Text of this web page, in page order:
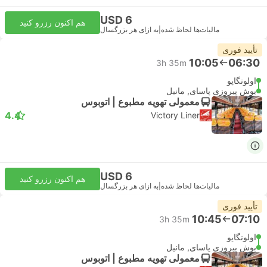
USD 6
مالیات‌ها لحاظ شده به ازای هر بزرگسال
هم اکنون رزرو کنید
تأیید فوری
06:30
10:05
3h 35m
اولونگاپو
بوش پیروزی پاسای, مانیل
معمولی تهویه مطبوع | اتوبوس
Victory Liner
4.4
USD 6
مالیات‌ها لحاظ شده به ازای هر بزرگسال
هم اکنون رزرو کنید
تأیید فوری
07:10
10:45
3h 35m
اولونگاپو
بوش پیروزی پاسای, مانیل
معمولی تهویه مطبوع | اتوبوس